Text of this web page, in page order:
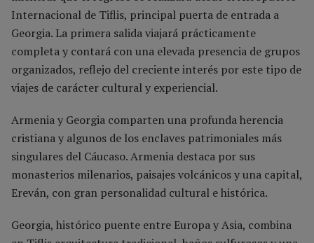
Internacional de Tiflis, principal puerta de entrada a
Georgia. La primera salida viajará prácticamente
completa y contará con una elevada presencia de grupos
organizados, reflejo del creciente interés por este tipo de
viajes de carácter cultural y experiencial.
Armenia y Georgia comparten una profunda herencia
cristiana y algunos de los enclaves patrimoniales más
singulares del Cáucaso. Armenia destaca por sus
monasterios milenarios, paisajes volcánicos y una capital,
Ereván, con gran personalidad cultural e histórica.
Georgia, histórico puente entre Europa y Asia, combina